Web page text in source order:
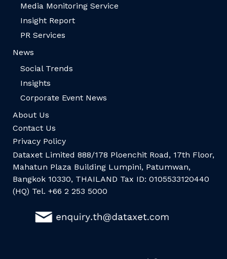
Media Monitoring Service
Insight Report
PR Services
News
Social Trends
Insights
Corporate Event News
About Us
Contact Us
Privacy Policy
Dataxet Limited 888/178 Ploenchit Road, 17th Floor,
Mahatun Plaza Building Lumpini, Patumwan,
Bangkok 10330, THAILAND Tax ID: 0105533120440
(HQ) Tel. +66 2 253 5000